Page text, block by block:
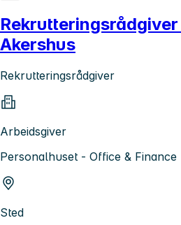
Rekrutteringsrådgiver
Akershus
Rekrutteringsrådgiver
Arbeidsgiver
Personalhuset - Office & Finance
Sted